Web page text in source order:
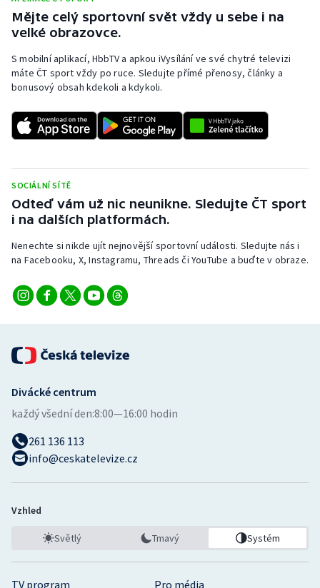
Veslování
Vodní slalom
Volejbal
Ostatní
Mějte celý sportovní svět vždy u sebe i na
velké obrazovce.
S mobilní aplikací, HbbTV a apkou iVysílání ve své chytré televizi
máte ČT sport vždy po ruce. Sledujte přímé přenosy, články a
bonusový obsah kdekoli a kdykoli.
SOCIÁLNÍ SÍTĚ
Odteď vám už nic neunikne. Sledujte ČT sport
i na dalších platformách.
Nenechte si nikde ujít nejnovější sportovní události. Sledujte nás i
na Facebooku, X, Instagramu, Threads či YouTube a buďte v obraze.
TV program Pro média
Divácké centrum
každý všední den:8:00—16:00 hodin
261 136 113
info@ceskatelevize.cz
Vzhled
Světlý Tmavý Systém